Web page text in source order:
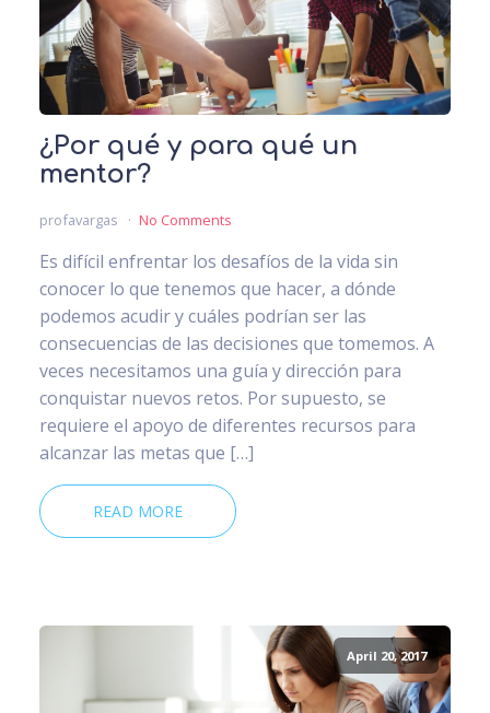
¿Por qué y para qué un
mentor?
profavargas No Comments
Es difícil enfrentar los desafíos de la vida sin
conocer lo que tenemos que hacer, a dónde
podemos acudir y cuáles podrían ser las
consecuencias de las decisiones que tomemos. A
veces necesitamos una guía y dirección para
conquistar nuevos retos. Por supuesto, se
requiere el apoyo de diferentes recursos para
alcanzar las metas que […]
READ MORE
April 20, 2017